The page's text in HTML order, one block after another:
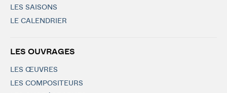
LES SAISONS
LE CALENDRIER
LES OUVRAGES
LES ŒUVRES
LES COMPOSITEURS